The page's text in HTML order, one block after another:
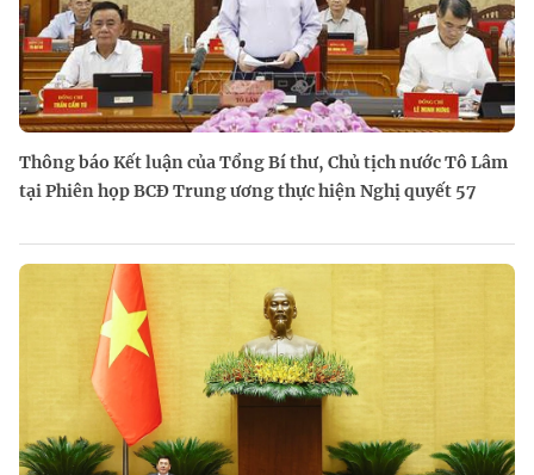
Thông báo Kết luận của Tổng Bí thư, Chủ tịch nước Tô Lâm
tại Phiên họp BCĐ Trung ương thực hiện Nghị quyết 57